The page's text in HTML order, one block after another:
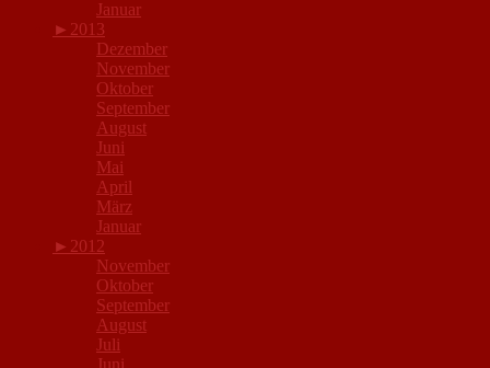
Januar
► 2013
Dezember
November
Oktober
September
August
Juni
Mai
April
März
Januar
► 2012
November
Oktober
September
August
Juli
Juni